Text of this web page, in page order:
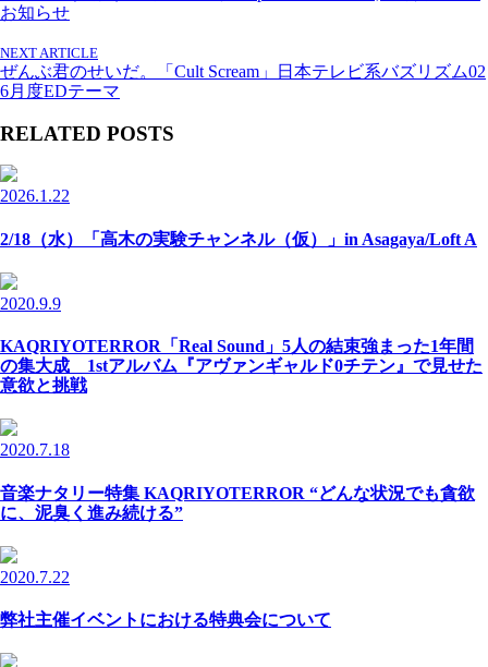
お知らせ
NEXT ARTICLE
ぜんぶ君のせいだ。「Cult Scream」日本テレビ系バズリズム02
6月度EDテーマ
RELATED POSTS
2026.1.22
2/18（水）「高木の実験チャンネル（仮）」in Asagaya/Loft A
2020.9.9
KAQRIYOTERROR「Real Sound」5人の結束強まった1年間
の集大成 1stアルバム『アヴァンギャルド0チテン』で見せた
意欲と挑戦
2020.7.18
音楽ナタリー特集 KAQRIYOTERROR “どんな状況でも貪欲
に、泥臭く進み続ける”
2020.7.22
弊社主催イベントにおける特典会について